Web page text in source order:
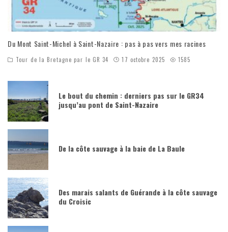
Du Mont Saint-Michel à Saint-Nazaire : pas à pas vers mes racines
Tour de la Bretagne par le GR 34 17 octobre 2025 1585
Le bout du chemin : derniers pas sur le GR34
jusqu’au pont de Saint-Nazaire
De la côte sauvage à la baie de La Baule
Des marais salants de Guérande à la côte sauvage
du Croisic